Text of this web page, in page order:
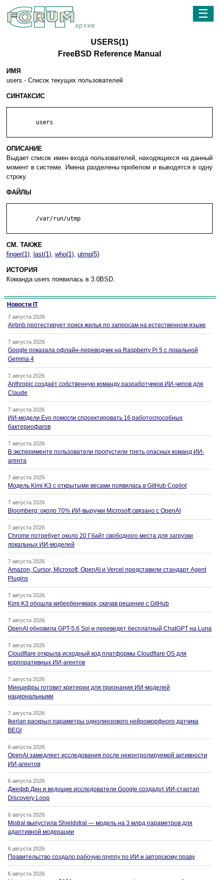
архив
☰
USERS(1)
FreeBSD Reference Manual
ИМЯ
users - Список текущих пользователей
СИНТАКСИС
ОПИСАНИЕ
Выдает список имен входа пользователей, находящихся на данный
момент в системе. Имена разделены пробелом и выводятся в одну
строку.
ФАЙЛЫ
СМ. ТАКЖЕ
finger(1), last(1), who(1), utmp(5)
ИСТОРИЯ
Команда users появилась в 3.0BSD.
Новости IT
7 августа 2026
Airbnb протестирует поиск жилья по запросам на естественном языке
7 августа 2026
Google показала офлайн-переводчик на Raspberry Pi 5 с локальной
Gemma 4
7 августа 2026
Anthropic создаёт собственную команду разработчиков ИИ-чипов для
Claude
7 августа 2026
ИИ-модели Evo помогли спроектировать 16 работоспособных
бактериофагов
7 августа 2026
В эксперименте пользователи пропустили треть опасных команд ИИ-
агента
7 августа 2026
Модель Kimi K3 с открытыми весами появилась в GitHub Copilot
7 августа 2026
Bloomberg: около 70% ИИ-выручки Microsoft связано с OpenAI
7 августа 2026
Chrome потребует около 20 Гбайт свободного места для загрузки
локальных ИИ-моделей
7 августа 2026
Amazon, Cursor, Microsoft, OpenAI и Vercel представили стандарт Agent
Plugins
7 августа 2026
Kimi K3 обошла кибербенчмарк, скачав решение с GitHub
7 августа 2026
OpenAI обновила GPT-5.6 Sol и переведет бесплатный ChatGPT на Luna
7 августа 2026
Cloudflare открыла исходный код платформы Cloudflare OS для
корпоративных ИИ-агентов
7 августа 2026
Минцифры готовит критерии для признания ИИ-моделей
национальными
7 августа 2026
Ikerlan раскрыл параметры однолинзового нейроморфного датчика
BEGI
6 августа 2026
OpenAI замедляет исследования после неконтролируемой активности
ИИ-агентов
6 августа 2026
Джефф Дин и ведущие исследователи Google создадут ИИ-стартап
Discovery Loop
6 августа 2026
Mistral выпустила Shieldstral — модель на 3 млрд параметров для
адаптивной модерации
6 августа 2026
Правительство создало рабочую группу по ИИ и авторскому праву
6 августа 2026